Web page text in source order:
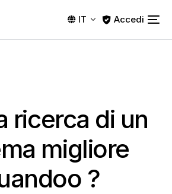
IT Accedi
ricerca di un
migliore
?